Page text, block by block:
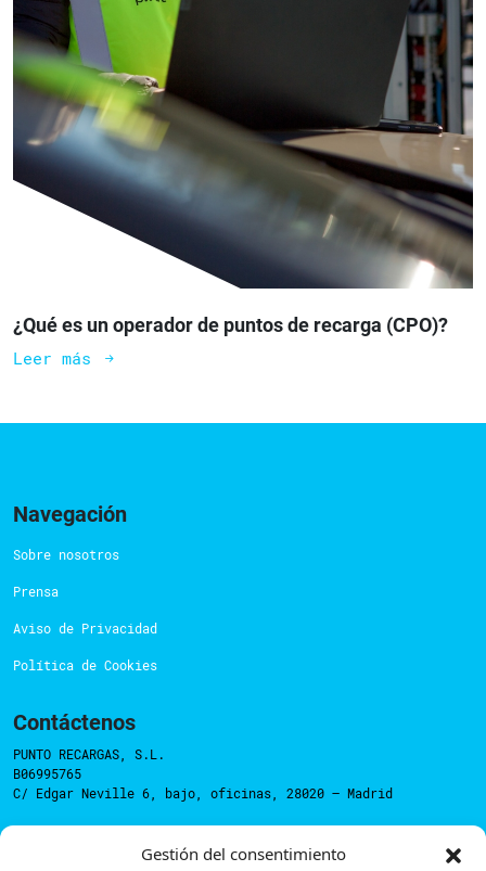
Gestión del consentimiento
¿Qué es un operador de puntos de recarga (CPO)?
Leer más
Navegación
Sobre nosotros
Prensa
Aviso de Privacidad
Política de Cookies
Contáctenos
PUNTO RECARGAS, S.L.
B06995765
C/ Edgar Neville 6, bajo, oficinas, 28020 – Madrid